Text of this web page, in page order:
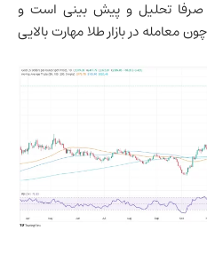
صرفا تحلیل و پیش بینی است و
معامله در بازار طلا مهارت بالایی